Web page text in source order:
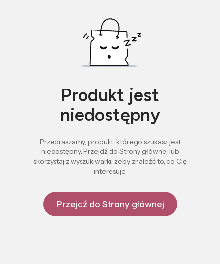
Produkt jest
niedostępny
Przepraszamy, produkt, którego szukasz jest
niedostępny. Przejdź do Strony głównej lub
skorzystaj z wyszukiwarki, żeby znaleźć to, co Cię
interesuje.
Przejdź do Strony głównej